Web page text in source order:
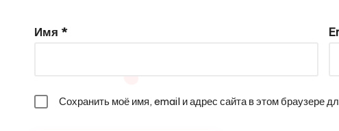
Имя *
Сохранить моё имя, email и адрес сайта в этом браузере